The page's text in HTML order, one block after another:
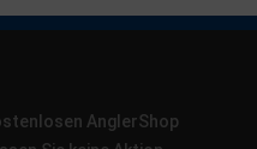
AnglerShop